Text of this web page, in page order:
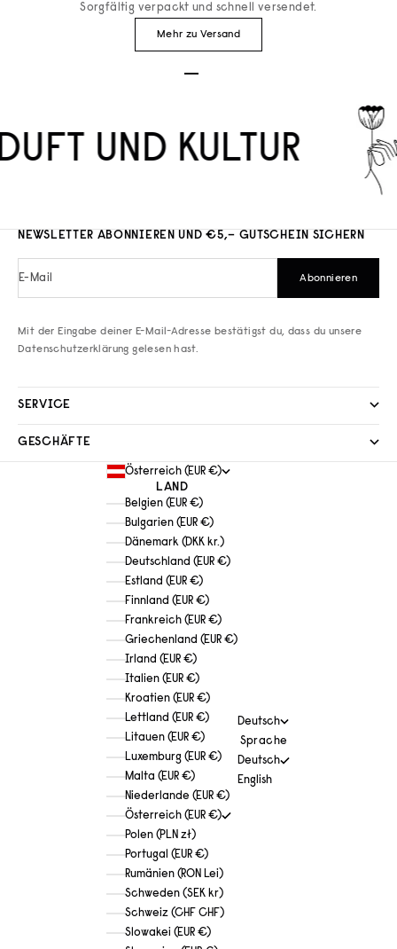
Sorgfältig verpackt und schnell versendet.
Mehr zu Versand
UND KULTUR
NEWSLETTER ABONNIEREN UND €5,– GUTSCHEIN SICHERN
E-Mail Abonnieren
Mit der Eingabe deiner E-Mail-Adresse bestätigst du, dass du unsere
Datenschutzerklärung gelesen hast.
SERVICE
GESCHÄFTE
Österreich (EUR €)
LAND
Belgien (EUR €)
Bulgarien (EUR €)
Dänemark (DKK kr.)
Deutschland (EUR €)
Estland (EUR €)
Finnland (EUR €)
Frankreich (EUR €)
Griechenland (EUR €)
Irland (EUR €)
Italien (EUR €)
Kroatien (EUR €)
Lettland (EUR €)
Litauen (EUR €)
Luxemburg (EUR €)
Malta (EUR €)
Niederlande (EUR €)
Österreich (EUR €)
Polen (PLN zł)
Portugal (EUR €)
Rumänien (RON Lei)
Schweden (SEK kr)
Schweiz (CHF CHF)
Slowakei (EUR €)
Deutsch
Sprache
Deutsch
English